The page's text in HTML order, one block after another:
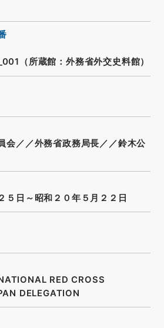
（所蔵館：外務省外交史料館）
会／／外務省政務局長／／鈴木公
５日～昭和２０年５月２２日
RED CROSS
DELEGATION